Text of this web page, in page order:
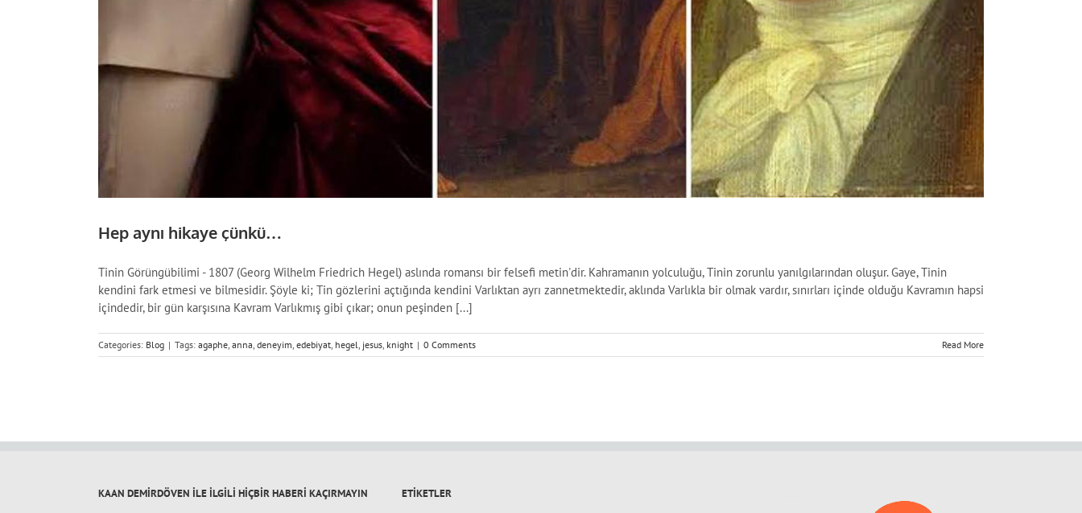
Hep aynı hikaye çünkü…
Tinin Görüngübilimi - 1807 (Georg Wilhelm Friedrich Hegel) aslında romansı bir felsefi metin'dir. Kahramanın yolculuğu, Tinin zorunlu yanılgılarından oluşur. Gaye, Tinin
kendini fark etmesi ve bilmesidir. Şöyle ki; Tin gözlerini açtığında kendini Varlıktan ayrı zannetmektedir, aklında Varlıkla bir olmak vardır, sınırları içinde olduğu Kavramın hapsi
içindedir, bir gün karşısına Kavram Varlıkmış gibi çıkar; onun peşinden [...]
Categories: Blog | Tags: agaphe, anna, deneyim, edebiyat, hegel, jesus, knight | 0 Comments Read More
KAAN DEMİRDÖVEN İLE İLGİLİ HİÇBİR HABERİ KAÇIRMAYIN ETIKETLER